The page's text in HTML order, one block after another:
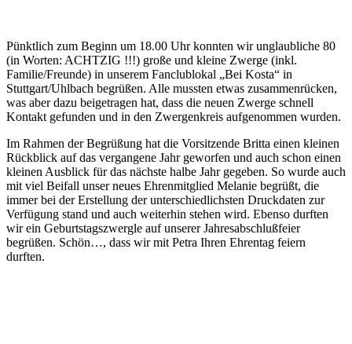
Pünktlich zum Beginn um 18.00 Uhr konnten wir unglaubliche 80
(in Worten: ACHTZIG !!!) große und kleine Zwerge (inkl.
Familie/Freunde) in unserem Fanclublokal „Bei Kosta“ in
Stuttgart/Uhlbach begrüßen. Alle mussten etwas zusammenrücken,
was aber dazu beigetragen hat, dass die neuen Zwerge schnell
Kontakt gefunden und in den Zwergenkreis aufgenommen wurden.
Im Rahmen der Begrüßung hat die Vorsitzende Britta einen kleinen
Rückblick auf das vergangene Jahr geworfen und auch schon einen
kleinen Ausblick für das nächste halbe Jahr gegeben. So wurde auch
mit viel Beifall unser neues Ehrenmitglied Melanie begrüßt, die
immer bei der Erstellung der unterschiedlichsten Druckdaten zur
Verfügung stand und auch weiterhin stehen wird. Ebenso durften
wir ein Geburtstagszwergle auf unserer Jahresabschlußfeier
begrüßen. Schön…, dass wir mit Petra Ihren Ehrentag feiern
durften.